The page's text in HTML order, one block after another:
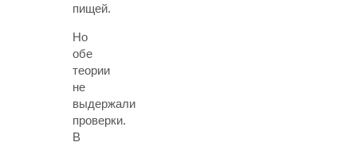
пищей.
Но
обе
теории
не
выдержали
проверки.
В